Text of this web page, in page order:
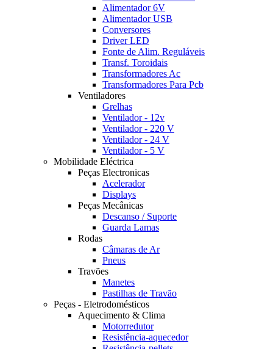
Alimentador 6V
Alimentador USB
Conversores
Driver LED
Fonte de Alim. Reguláveis
Transf. Toroidais
Transformadores Ac
Transformadores Para Pcb
Ventiladores
Grelhas
Ventilador - 12v
Ventilador - 220 V
Ventilador - 24 V
Ventilador - 5 V
Mobilidade Eléctrica
Peças Electronicas
Acelerador
Displays
Peças Mecânicas
Descanso / Suporte
Guarda Lamas
Rodas
Câmaras de Ar
Pneus
Travões
Manetes
Pastilhas de Travão
Peças - Eletrodomésticos
Aquecimento & Clima
Motorredutor
Resistência-aquecedor